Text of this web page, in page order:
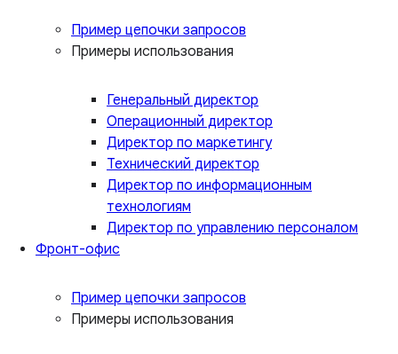
Пример цепочки запросов
Примеры использования
Генеральный директор
Операционный директор
Директор по маркетингу
Технический директор
Директор по информационным
технологиям
Директор по управлению персоналом
Фронт-офис
Пример цепочки запросов
Примеры использования